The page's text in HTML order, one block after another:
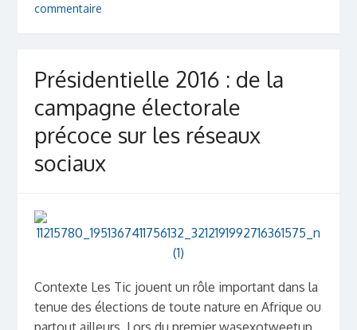
commentaire
Présidentielle 2016 : de la
campagne électorale
précoce sur les réseaux
sociaux
Contexte Les Tic jouent un rôle important dans la
tenue des élections de toute nature en Afrique ou
partout ailleurs. Lors du premier wasexotweetup